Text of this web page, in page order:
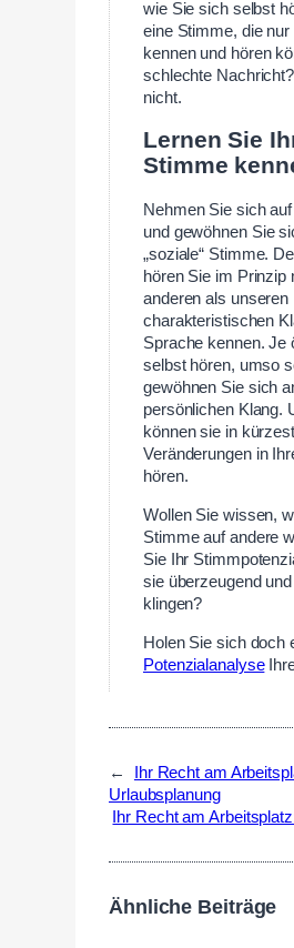
wie Sie sich selbst
eine Stimme, die
kennen und hören
schlechte
nicht.
Lernen Sie
Stimme
Nehmen Sie sich
und gewöhnen Sie
„soziale“ Stimme.
hören Sie im Prinzip
anderen als unseren
charakteristischen
Sprache kennen. Je
selbst hören, umso
gewöhnen Sie sich
persönlichen Klang.
können sie in
Veränderungen in
hören.
Wollen Sie wissen,
Stimme auf andere
Sie Ihr
sie überzeugend
klingen?
Holen Sie sich doch
Potenzialanalyse
←
Ihr Recht am
Urlaubsplanung
Ihr Recht am
Ähnliche Beiträge